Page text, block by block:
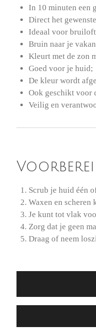
In 10 minuten een
Direct het
Ideaal voor
Bruin naar je
Kleurt met de zon
Goed voor je huid;
De kleur wordt
Ook geschikt voor
Veilig en
Scrub je huid één
Waxen en scheren
Je kunt tot vlak
Zorg dat je geen
Draag of neem